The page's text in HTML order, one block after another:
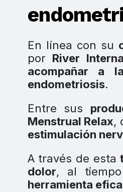
En línea con su
por River
acompañar a
endometriosis.
Entre sus
Menstrual Relax,
estimulación
A través de esta
dolor, al
herramienta